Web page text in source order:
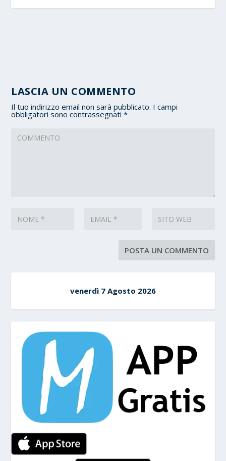
LASCIA UN COMMENTO
Il tuo indirizzo email non sarà pubblicato. I campi
obbligatori sono contrassegnati*
venerdì 7 Agosto 2026